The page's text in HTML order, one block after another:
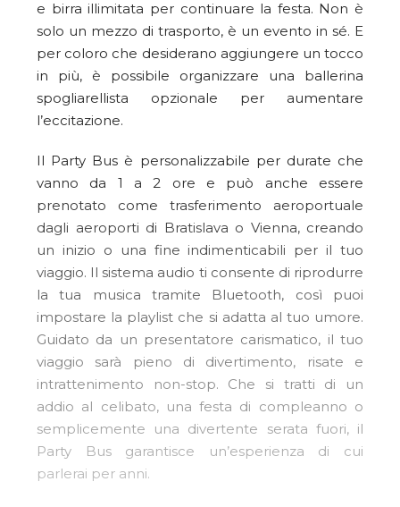
e birra illimitata per continuare la festa. Non è
solo un mezzo di trasporto, è un evento in sé. E
per coloro che desiderano aggiungere un tocco
in più, è possibile organizzare una ballerina
spogliarellista opzionale per aumentare
l’eccitazione.
Il Party Bus è personalizzabile per durate che
vanno da 1 a 2 ore e può anche essere
prenotato come trasferimento aeroportuale
dagli aeroporti di Bratislava o Vienna, creando
un inizio o una fine indimenticabili per il tuo
viaggio. Il sistema audio ti consente di riprodurre
la tua musica tramite Bluetooth, così puoi
impostare la playlist che si adatta al tuo umore.
Guidato da un presentatore carismatico, il tuo
viaggio sarà pieno di divertimento, risate e
intrattenimento non-stop. Che si tratti di un
addio al celibato, una festa di compleanno o
semplicemente una divertente serata fuori, il
Party Bus garantisce un’esperienza di cui
parlerai per anni.